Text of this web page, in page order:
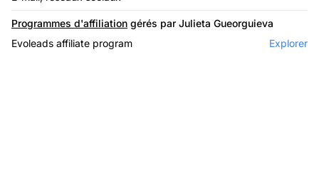
Programmes d'affiliation gérés par Julieta Gueorguieva
Evoleads affiliate program
Explorer